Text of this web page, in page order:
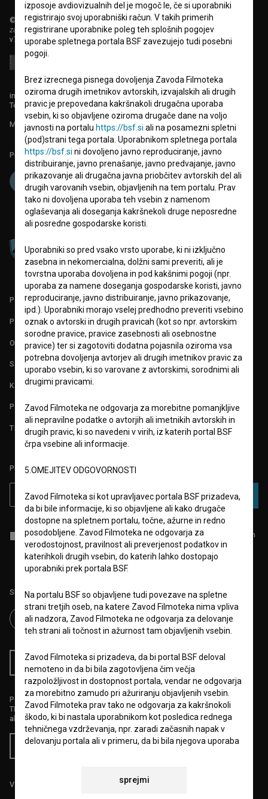
© 2018-2026, Filmoteka,
zavod za širjenje filmske kulture
v7.151.0
info@filmoteka.si
Tehnična pomoč: podpora@bsf.si
Mednarodna številka ISSN 2670-787X
Projekt sofinancira:
PARTNERJI
POGOJI UPORABE
O PROJEKTU
STATISTIKA
KONTAKT
POGOSTA VPRAŠANJA
TEST FUNKCIONALNOSTI
PRIJAVITE SE NA BSF NOVIČNIK:
PRIJAVA
Sprejemamsplošne pogojein dajemsoglasjeza zbiranje, hrambo in
obdelavo osebnih podatkov.
Sledite nam na:
RSS novice RSS dogodki
Podprite nas z donacijo na
TRR: SI56 6100 0001 5706 684,
ali s kreditno kartico:
Doniraj
Vse cene vsebujejo DDV.
izposoje avdiovizualnih del je mogoč le, če si uporabniki
registrirajo svoj uporabniški račun. V takih primerih
registrirane uporabnike poleg teh splošnih pogojev
uporabe spletnega portala BSF zavezujejo tudi posebni
pogoji.
Brez izrecnega pisnega dovoljenja Zavoda Filmoteka
oziroma drugih imetnikov avtorskih, izvajalskih ali drugih
pravic je prepovedana kakršnakoli drugačna uporaba
vsebin, ki so objavljene oziroma drugače dane na voljo
javnosti na portalu https://bsf.si ali na posamezni spletni
(pod)strani tega portala. Uporabnikom spletnega portala
https://bsf.si ni dovoljeno javno reproduciranje, javno
distribuiranje, javno prenašanje, javno predvajanje, javno
prikazovanje ali drugačna javna priobčitev avtorskih del ali
drugih varovanih vsebin, objavljenih na tem portalu. Prav
tako ni dovoljena uporaba teh vsebin z namenom
oglaševanja ali doseganja kakršnekoli druge neposredne
ali posredne gospodarske koristi.
Uporabniki so pred vsako vrsto uporabe, ki ni izključno
zasebna in nekomercialna, dolžni sami preveriti, ali je
tovrstna uporaba dovoljena in pod kakšnimi pogoji (npr.
uporaba za namene doseganja gospodarske koristi, javno
reproduciranje, javno distribuiranje, javno prikazovanje,
ipd.). Uporabniki morajo vselej predhodno preveriti vsebino
oznak o avtorski in drugih pravicah (kot so npr. avtorskim
sorodne pravice, pravice zasebnosti ali osebnostne
pravice) ter si zagotoviti dodatna pojasnila oziroma vsa
potrebna dovoljenja avtorjev ali drugih imetnikov pravic za
uporabo vsebin, ki so varovane z avtorskimi, sorodnimi ali
drugimi pravicami.
Zavod Filmoteka ne odgovarja za morebitne pomanjkljive
ali nepravilne podatke o avtorjih ali imetnikih avtorskih in
drugih pravic, ki so navedeni v virih, iz katerih portal BSF
črpa vsebine ali informacije.
5.OMEJITEV ODGOVORNOSTI
Zavod Filmoteka si kot upravljavec portala BSF prizadeva,
da bi bile informacije, ki so objavljene ali kako drugače
dostopne na spletnem portalu, točne, ažurne in redno
posodobljene. Zavod Filmoteka ne odgovarja za
verodostojnost, pravilnost ali preverjenost podatkov in
katerihkoli drugih vsebin, do katerih lahko dostopajo
uporabniki prek portala BSF.
Na portalu BSF so objavljene tudi povezave na spletne
strani tretjih oseb, na katere Zavod Filmoteka nima vpliva
ali nadzora, Zavod Filmoteka ne odgovarja za delovanje
teh strani ali točnost in ažurnost tam objavljenih vsebin.
Zavod Filmoteka si prizadeva, da bi portal BSF deloval
nemoteno in da bi bila zagotovljena čim večja
razpoložljivost in dostopnost portala, vendar ne odgovarja
za morebitno zamudo pri ažuriranju objavljenih vsebin.
Zavod Filmoteka prav tako ne odgovarja za kakršnokoli
škodo, ki bi nastala uporabnikom kot posledica rednega
tehničnega vzdrževanja, npr. zaradi začasnih napak v
delovanju portala ali v primeru, da bi bila njegova uporaba
sprejmi